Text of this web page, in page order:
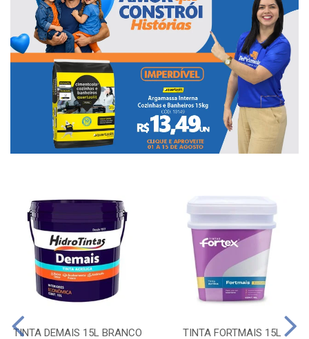
TINTA DEMAIS 15L BRANCO TINTA FORTMAIS 15L